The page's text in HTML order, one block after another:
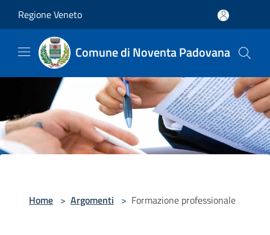
Regione Veneto
Comune di Noventa Padovana
Home > Argomenti > Formazione professionale